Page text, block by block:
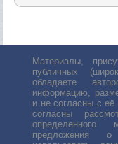
Материалы,
публичных
обладаете
информацию,
и не согласны с
согласны
предложения о